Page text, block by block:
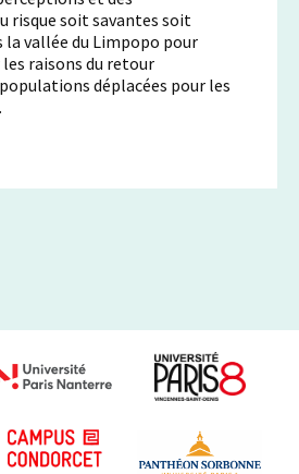
risque soit savantes soit
la vallée du Limpopo pour
les raisons du retour
déplacées pour les